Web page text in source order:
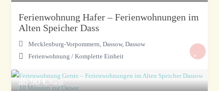
Ferienwohnung Hafer – Ferienwohnungen im
Alten Speicher Dass
Mecklenburg-Vorpommern, Dassow,Dassow
Ferienwohnung /Komplette Einheit
ab 90 €/Nacht